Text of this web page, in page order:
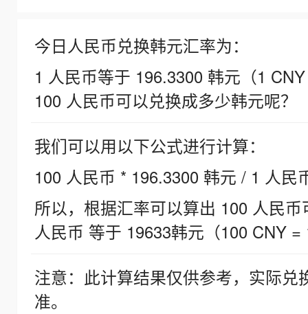
今日人民币兑换韩元汇率为：
1 人民币等于 196.3300 韩元（1
100 人民币可以兑换成多少韩元呢？
我们可以用以下公式进行计算：
100 人民币 * 196.3300 韩元 / 1 人民
所以，根据汇率可以算出 100 人民
人民币 等于 19633韩元（100 CNY =
注意：此计算结果仅供参考，实际
准。